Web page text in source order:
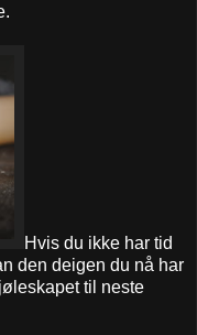
Hvis du ikke har tid
den deigen du nå har
til neste